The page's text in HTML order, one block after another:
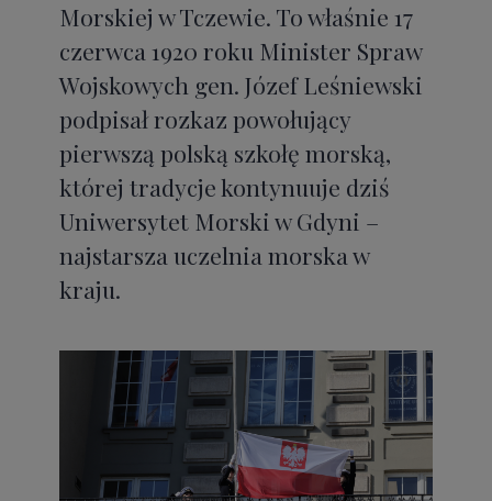
Morskiej w Tczewie. To właśnie 17
czerwca 1920 roku Minister Spraw
Wojskowych gen. Józef Leśniewski
podpisał rozkaz powołujący
pierwszą polską szkołę morską,
której tradycje kontynuuje dziś
Uniwersytet Morski w Gdyni –
najstarsza uczelnia morska w
kraju.